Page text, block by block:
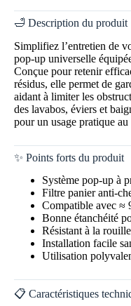
🛁 Description du produit
Simplifiez l’entretien de
pop-up universelle
Conçue pour retenir
résidus, elle permet de
aidant à limiter les
des lavabos, éviers et
pour un usage pratique
✨ Points forts du produit
Système pop-up à
Filtre panier anti-
Compatible avec ≈
Bonne étanchéité
Résistant à la
Installation facile
Utilisation
📋 Caractéristiques